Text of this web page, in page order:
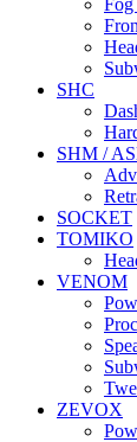
SHC
SHM /
SOCKET
TOMIKO
VENOM
ZEVOX